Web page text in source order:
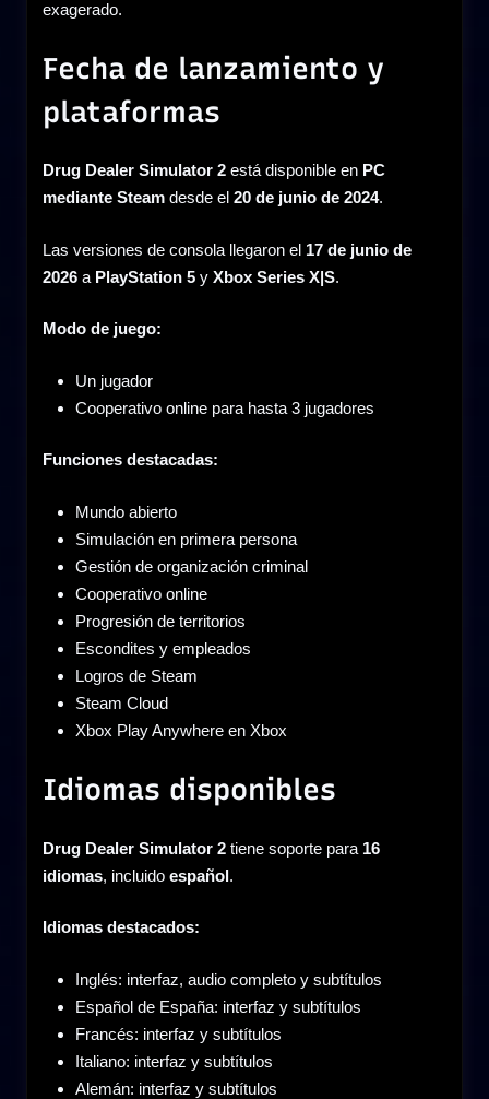
exagerado.
Fecha de lanzamiento y
plataformas
Drug Dealer Simulator 2 está disponible en PC
mediante Steam desde el 20 de junio de 2024.
Las versiones de consola llegaron el 17 de junio de
2026 a PlayStation 5 y Xbox Series X|S.
Modo de juego:
Un jugador
Cooperativo online para hasta 3 jugadores
Funciones destacadas:
Mundo abierto
Simulación en primera persona
Gestión de organización criminal
Cooperativo online
Progresión de territorios
Escondites y empleados
Logros de Steam
Steam Cloud
Xbox Play Anywhere en Xbox
Idiomas disponibles
Drug Dealer Simulator 2 tiene soporte para 16
idiomas, incluido español.
Idiomas destacados:
Inglés: interfaz, audio completo y subtítulos
Español de España: interfaz y subtítulos
Francés: interfaz y subtítulos
Italiano: interfaz y subtítulos
Alemán: interfaz y subtítulos